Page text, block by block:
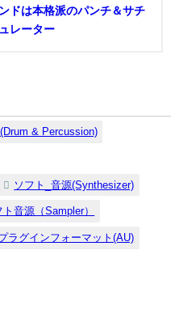
ンドは本格派のパンチ＆サチ
ュレーター
& Percussion)
ソフト_音源(Synthesizer)
ト音源（Sampler）
ラグインフォーマット(AU)